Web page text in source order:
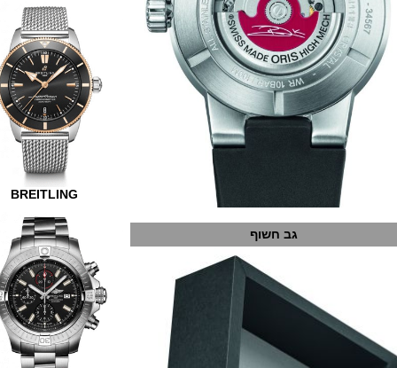
גב חשוף
BREITLING